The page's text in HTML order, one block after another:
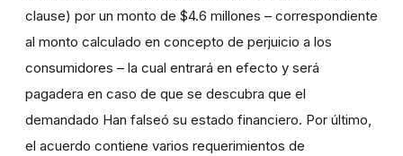
clause) por un monto de $4.6 millones – correspondiente
al monto calculado en concepto de perjuicio a los
consumidores – la cual entrará en efecto y será
pagadera en caso de que se descubra que el
demandado Han falseó su estado financiero. Por último,
el acuerdo contiene varios requerimientos de